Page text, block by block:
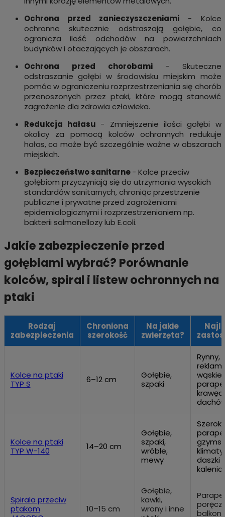
Ochrona przed zanieczyszczeniami - Kolce
ochronne skutecznie odstraszają gołębie, co
ogranicza ilość odchodów na powierzchniach
budynków i otaczających je obszarach.
Ochrona przed chorobami - Skuteczne
odstraszanie gołębi w środowisku miejskim może
pomóc w ograniczeniu rozprzestrzeniania się chorób
przenoszonych przez ptaki, które mogą stanowić
zagrożenie dla zdrowia człowieka.
Redukcja hałasu - Zmniejszenie ilości gołębi w
okolicy za pomocą kolców ochronnych redukuje
hałas, co może być szczególnie ważne w obszarach
miejskich.
Bezpieczeństwo sanitarne- Kolce przeciw
gołębiom przyczyniają się do utrzymania wysokich
standardów sanitarnych, chroniąc przestrzenie
publiczne i prywatne przed zagrożeniami
epidemiologicznymi i rozprzestrzenianiem np.
bakterii salmonellozy lub E.coli.
Jakie zabezpieczenie przed
gołębiami wybrać? Porównanie
kolców, spiral i listew ochronnych na
ptaki
Rodzaj
zabezpieczenia
Chroniona
szerokość
Na jakie
zwierzęta?
Kolce na ptaki
TYP S
6–12 cm
Gołębie,
szpaki
Rynny,
wąskie
Kolce na ptaki
TYP W-140
14–20 cm
Gołębie,
szpaki,
wróble,
mewy
daszki i
Spirala przeciw
ptakom
10–15 cm
Gołębie,
kawki,
wrony i inne